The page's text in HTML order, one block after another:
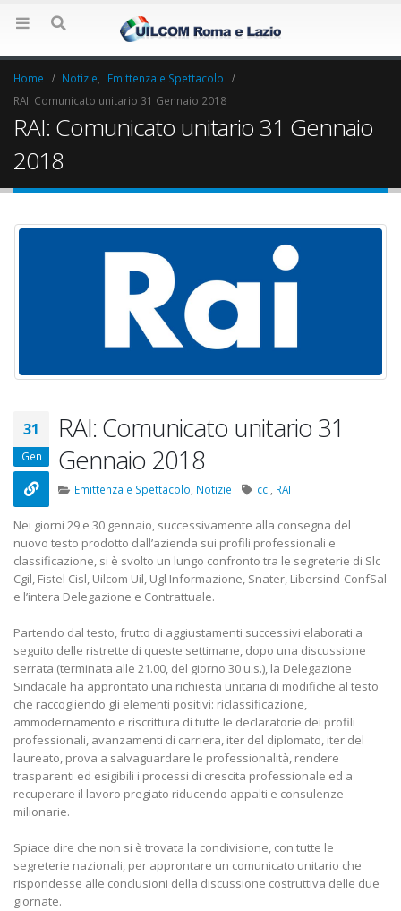
Home Notizie,
Emittenza e Spettacolo
RAI: Comunicato unitario 31 Gennaio 2018
RAI: Comunicato unitario 31 Gennaio
2018
31
Gen
RAI: Comunicato unitario 31
Gennaio 2018
Emittenza e Spettacolo Notizie ccl RAI
Nei giorni 29 e 30 gennaio, successivamente alla consegna del
nuovo testo prodotto dall’azienda sui profili professionali e
classificazione, si è svolto un lungo confronto tra le segreterie di Slc
Cgil, Fistel Cisl, Uilcom Uil, Ugl Informazione, Snater, Libersind-ConfSal
e l’intera Delegazione e Contrattuale.
Partendo dal testo, frutto di aggiustamenti successivi elaborati a
seguito delle ristrette di queste settimane, dopo una discussione
serrata (terminata alle 21.00, del giorno 30 u.s.), la Delegazione
Sindacale ha approntato una richiesta unitaria di modifiche al testo
che raccogliendo gli elementi positivi: riclassificazione,
ammodernamento e riscrittura di tutte le declaratorie dei profili
professionali, avanzamenti di carriera, iter del diplomato, iter del
laureato, prova a salvaguardare le professionalità, rendere
trasparenti ed esigibili i processi di crescita professionale ed a
recuperare il lavoro pregiato riducendo appalti e consulenze
milionarie.
Spiace dire che non si è trovata la condivisione, con tutte le
segreterie nazionali, per approntare un comunicato unitario che
rispondesse alle conclusioni della discussione costruttiva delle due
giornate.
Elezioni RSU Mediaset
R.T.I.
16 Giugno 2022
Convenzione Armonia
Centro Estetico
20 Gennaio 2022
Elezioni RSU
Telecom:
lo scorporo
21 Giugno 2022